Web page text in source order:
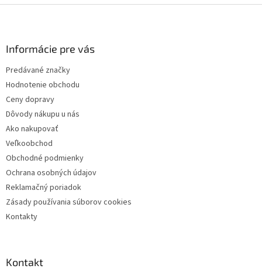
Informácie pre vás
Predávané značky
Hodnotenie obchodu
Ceny dopravy
Dôvody nákupu u nás
Ako nakupovať
Veľkoobchod
Obchodné podmienky
Ochrana osobných údajov
Reklamačný poriadok
Zásady používania súborov cookies
Kontakty
Kontakt